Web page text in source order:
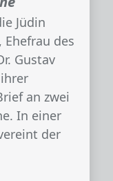
Jüdin
Ehefrau des
Gustav
an zwei
In einer
der